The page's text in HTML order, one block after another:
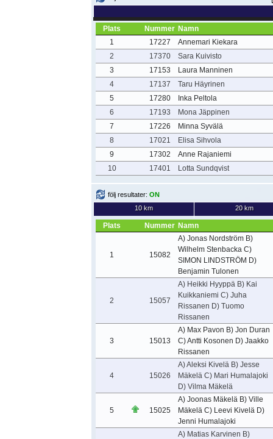
Plats Nummer Namn
1
17227
Annemari Kiekara
2
17370
Sara Kuivisto
3
17153
Laura Manninen
4
17137
Taru Häyrinen
5
17280
Inka Peltola
6
17193
Mona Jäppinen
7
17226
Minna Syvälä
8
17021
Elisa Sihvola
9
17302
Anne Rajaniemi
10
17401 Lotta Sundqvist
följ resultater: ON
10 km
20 km
Plats Nummer Namn
1 15082
A) Jonas Nordström B)
Wilhelm Stenbacka C)
SIMON LINDSTRÖM D)
Benjamin Tulonen
2 15057
A) Heikki Hyyppä B) Kai
Kuikkaniemi C) Juha
Rissanen D) Tuomo
Rissanen
3 15013
A) Max Pavon B) Jon Duran
C) Antti Kosonen D) Jaakko
Rissanen
4 15026
A) Aleksi Kivelä B) Jesse
Mäkelä C) Mari Humalajoki
D) Vilma Mäkelä
5 15025
A) Joonas Mäkelä B) Ville
Mäkelä C) Leevi Kivelä D)
Jenni Humalajoki
A) Matias Karvinen B)